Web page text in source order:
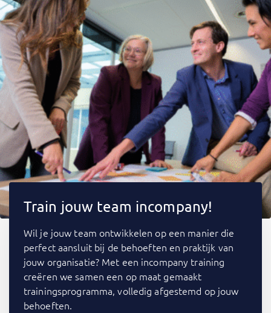
Train jouw team incompany!
Wil je jouw team ontwikkelen op een manier die
perfect aansluit bij de behoeften en praktijk van
jouw organisatie? Met een incompany training
creëren we samen een op maat gemaakt
trainingsprogramma, volledig afgestemd op jouw
behoeften.